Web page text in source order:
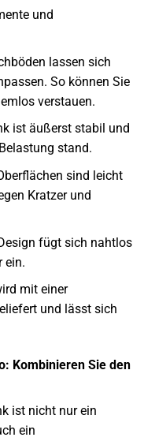
und
lassen sich
So können Sie
verstauen.
ist äußerst stabil und
stand.
sind leicht
Kratzer und
fügt sich nahtlos
ein.
mit einer
und lässt sich
Kombinieren Sie den
ist nicht nur ein
ein